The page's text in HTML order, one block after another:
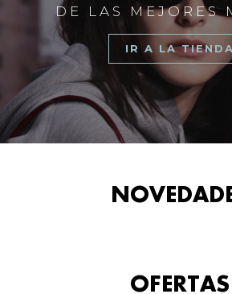
DE LAS MEJORES
IR A LA TIENDA
OFERTAS